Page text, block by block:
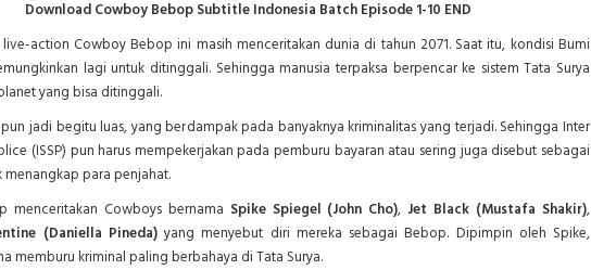
Download Cowboy Bebop Subtitle Indonesia Batch Episode 1-10 END
action Cowboy Bebop ini masih menceritakan dunia di tahun 2071. Saat itu, kondisi Bumi
lagi untuk ditinggali. Sehingga manusia terpaksa berpencar ke sistem Tata Surya
yang bisa ditinggali.
jadi begitu luas, yang berdampak pada banyaknya kriminalitas yang terjadi. Sehingga Inter
(ISSP) pun harus mempekerjakan pada pemburu bayaran atau sering juga disebut sebagai
para penjahat.
menceritakan Cowboys bernama Spike Spiegel (John Cho), Jet Black (Mustafa Shakir),
(Daniella Pineda)yang menyebut diri mereka sebagai Bebop. Dipimpin oleh Spike,
memburu kriminal paling berbahaya di Tata Surya.